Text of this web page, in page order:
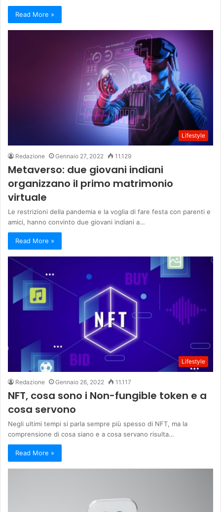
Read More »
Lifestyle
Redazione Gennaio 27, 2022 11.129
Metaverso: due giovani indiani
organizzano il primo matrimonio
virtuale
Le restrizioni della pandemia e la voglia di fare festa con parenti e
amici, hanno convinto due giovani indiani a…
Read More »
Lifestyle
Redazione Gennaio 26, 2022 11.117
NFT, cosa sono i Non-fungible token e a
cosa servono
Negli ultimi tempi si parla sempre più spesso di NFT, ma la
comprensione di cosa siano e a cosa servano risulta…
Read More »